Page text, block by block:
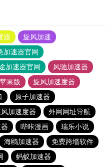
器
旋风加速
加速器官网
加速器官网
风驰加速器
果版
旋风加速度器
原子加速器
加速度器
外网网址导航
哔咔漫画
瑞乐小说
海鸥加速器
免费跨墙软件
蚂蚁加速器